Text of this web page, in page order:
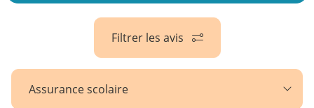
Filtrer les avis
Assurance scolaire